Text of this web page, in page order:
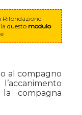
Rifondazione
questo modulo
al compagno
compagna